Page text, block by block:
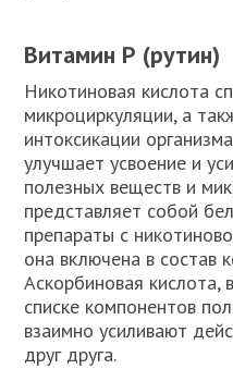
Витамин Р (рутин)
Никотиновая кислота
микроциркуляции, а
интоксикации
улучшает усвоение и
полезных веществ и
представляет собой
препараты с
она включена в состав
Аскорбиновая кислота,
списке компонентов
взаимно усиливают
друг друга.